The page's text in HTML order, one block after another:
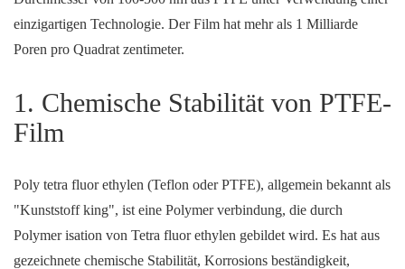
einzigartigen Technologie. Der Film hat mehr als 1 Milliarde
Poren pro Quadrat zentimeter.
1. Chemische Stabilität von PTFE-
Film
Poly tetra fluor ethylen (Teflon oder PTFE), allgemein bekannt als
"Kunststoff king", ist eine Polymer verbindung, die durch
Polymer isation von Tetra fluor ethylen gebildet wird. Es hat aus
gezeichnete chemische Stabilität, Korrosions beständigkeit,